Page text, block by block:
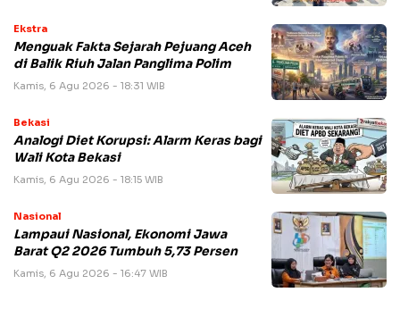
Ekstra
Menguak Fakta Sejarah Pejuang Aceh
di Balik Riuh Jalan Panglima Polim
Kamis, 6 Agu 2026 - 18:31 WIB
Bekasi
Analogi Diet Korupsi: Alarm Keras bagi
Wali Kota Bekasi
Kamis, 6 Agu 2026 - 18:15 WIB
Nasional
Lampaui Nasional, Ekonomi Jawa
Barat Q2 2026 Tumbuh 5,73 Persen
Kamis, 6 Agu 2026 - 16:47 WIB